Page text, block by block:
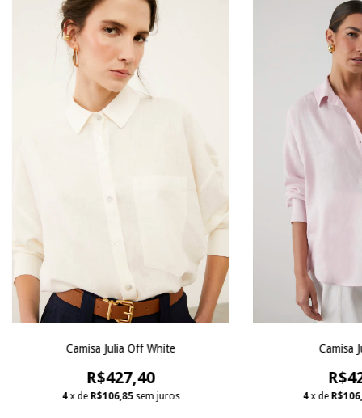
Camisa Julia Off White
R$427,40
4 x de R$106,85 sem juros
Camisa
4 x de